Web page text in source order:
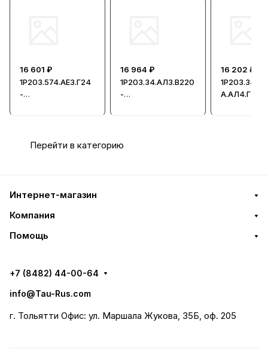
16 601 ₽
1Р203.574.АЕ3.Г24
-
16 964 ₽
1Р203.34.АЛ3.В220
-
16 202 ₽
1Р203.34-
А.АЛ4.Г24 -
Перейти в категорию
Интернет-магазин
Компания
Помощь
+7 (8482) 44-00-64
info@Tau-Rus.com
г. Тольятти Офис: ул. Маршала Жукова, 35Б, оф. 205